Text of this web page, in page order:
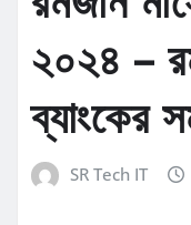
২০২৪ –
ব্যাংকের
SR Tech IT